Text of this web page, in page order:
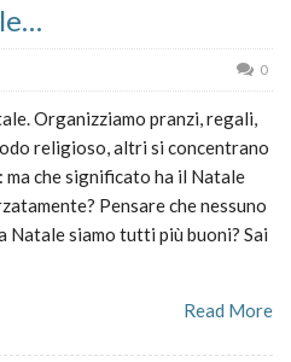
0
Organizziamo pranzi, regali,
religioso, altri si concentrano
ma che significato ha il Natale
Pensare che nessuno
Natale siamo tutti più buoni? Sai
Read More